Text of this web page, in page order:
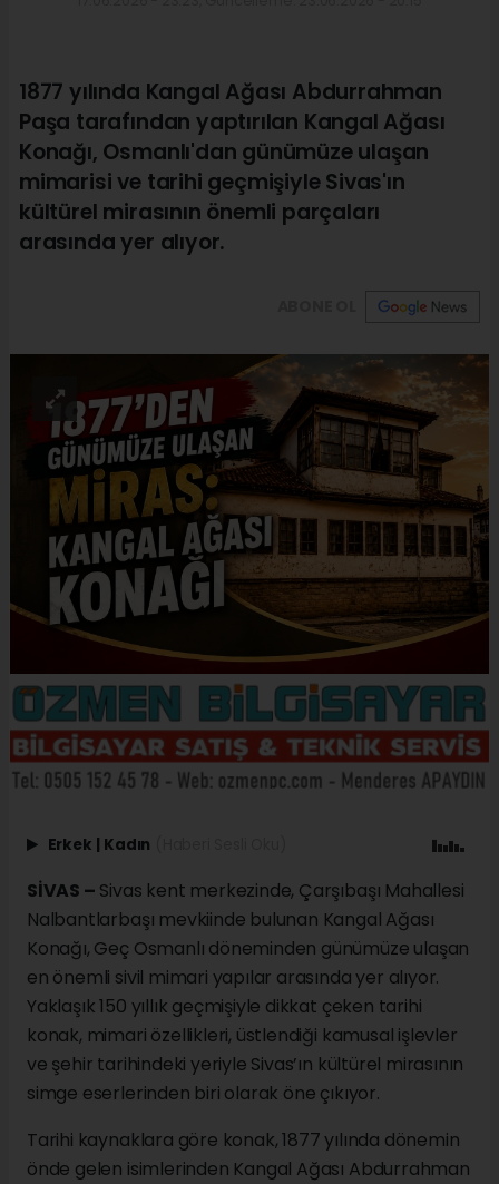
1877 yılında Kangal Ağası Abdurrahman
Paşa tarafından yaptırılan Kangal Ağası
Konağı, Osmanlı'dan günümüze ulaşan
mimarisi ve tarihi geçmişiyle Sivas'ın
kültürel mirasının önemli parçaları
arasında yer alıyor.
Erkek Kadın
SİVAS – Sivas kent merkezinde, Çarşıbaşı Mahallesi
Nalbantlarbaşı mevkiinde bulunan Kangal Ağası
Konağı, Geç Osmanlı döneminden günümüze ulaşan
en önemli sivil mimari yapılar arasında yer alıyor.
Yaklaşık 150 yıllık geçmişiyle dikkat çeken tarihi
konak, mimari özellikleri, üstlendiği kamusal işlevler
ve şehir tarihindeki yeriyle Sivas’ın kültürel mirasının
simge eserlerinden biri olarak öne çıkıyor.
Tarihi kaynaklara göre konak, 1877 yılında dönemin
önde gelen isimlerinden Kangal Ağası Abdurrahman